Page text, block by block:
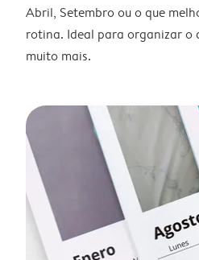
Abril, Setembro ou o que
rotina. Ideal para organizar o
muito mais.